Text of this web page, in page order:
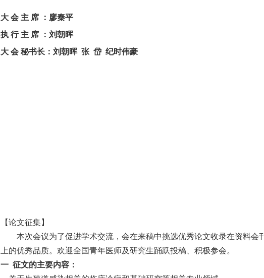
大 会 主 席 ：廖秦平
执 行 主 席 ：刘朝晖
大 会 秘书长：刘朝晖 张 岱 纪时伟豪
【论文征集】
本次会议为了促进学术交流，会在来稿中挑选优秀论文收录在资料
上的优秀品质。欢迎全国青年医师及研究生踊跃投稿、积极参会。
一 征文的主要内容：